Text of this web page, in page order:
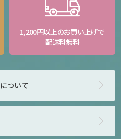
1,200円以上のお買い上げで
配送料無料
について